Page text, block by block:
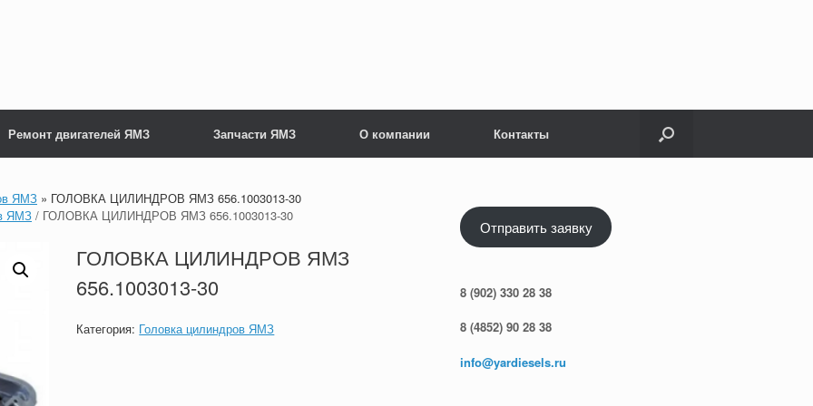
Ремонт двигателей ЯМЗ Запчасти ЯМЗ О компании Контакты
ЯМЗ » ГОЛОВКА ЦИЛИНДРОВ ЯМЗ 656.1003013-30
ЯМЗ / ГОЛОВКА ЦИЛИНДРОВ ЯМЗ 656.1003013-30
ГОЛОВКА ЦИЛИНДРОВ ЯМЗ
656.1003013-30
Категория: Головка цилиндров ЯМЗ
Отправить заявку
8 (902) 330 28 38
8 (4852) 90 28 38
info@yardiesels.ru